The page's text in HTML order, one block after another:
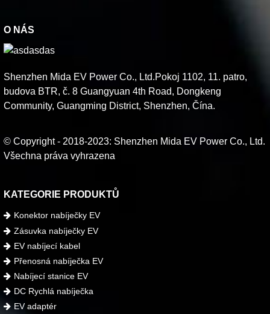
O NÁS
Shenzhen Mida EV Power Co., Ltd.Pokoj 1102, 11. patro,
budova BTR, č. 8 Guangyuan 4th Road, Dongkeng
Community, Guangming District, Shenzhen, Čína.
© Copyright - 2018-2023: Shenzhen Mida EV Power Co., Ltd.
Všechna práva vyhrazena
KATEGORIE PRODUKTŮ
Konektor nabíječky EV
Zásuvka nabíječky EV
EV nabíjecí kabel
Přenosná nabíječka EV
Nabíjecí stanice EV
DC Rychlá nabíječka
EV adaptér